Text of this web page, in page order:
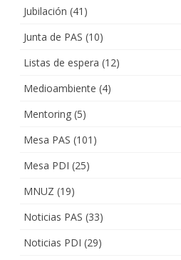
Jubilación (41)
Junta de PAS (10)
Listas de espera (12)
Medioambiente (4)
Mentoring (5)
Mesa PAS (101)
Mesa PDI (25)
MNUZ (19)
Noticias PAS (33)
Noticias PDI (29)